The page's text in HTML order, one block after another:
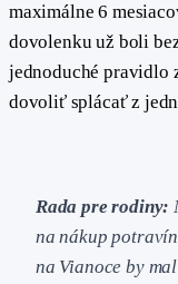
maximálne 6
dovolenku už boli
jednoduché pravidlo
dovoliť splácať z
Rada pre rodiny:
na nákup
na Vianoce by